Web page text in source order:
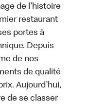
de l’histoire
restaurant
portes à
Depuis
de nos
de qualité
Aujourd’hui,
de se classer